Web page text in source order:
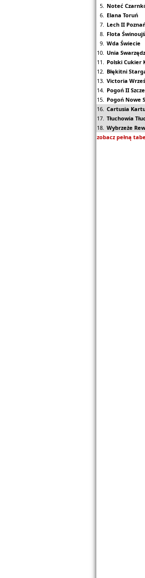
5. Noteć
6. Elana Toruń
7. Lech II
8. Flota
9. Wda Świecie
10. Unia Swarzędz
11. Polski Cukier
12. Błękitni
13. Victoria
14. Pogoń II
15. Pogoń Nowe
16. Cartusia
17. Tłuchowia
18. Wybrzeże
zobacz pełną